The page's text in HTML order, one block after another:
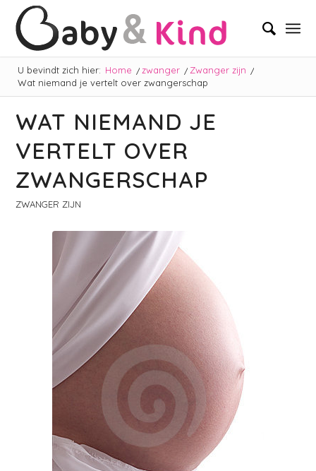
U bevindt zich hier: Home / zwanger / Zwanger zijn /
Wat niemand je vertelt over zwangerschap
WAT NIEMAND JE
VERTELT OVER
ZWANGERSCHAP
ZWANGER ZIJN